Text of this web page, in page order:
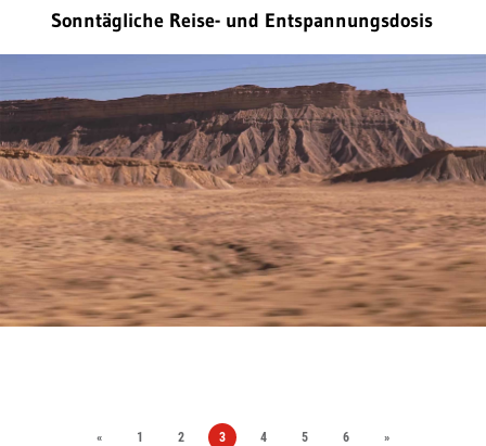
Sonntägliche Reise- und Entspannungsdosis
« 1 2 3 4 5 6 »